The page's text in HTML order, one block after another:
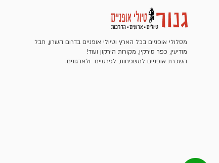
מסלולי אופניים בכל הארץ וטיולי אופניים בדרום השרון, חבל
מודיעין, כפר סירקין, מקורות הירקון ועוד!
השכרת אופניים למשפחות, לפרטיים ולארגונים.